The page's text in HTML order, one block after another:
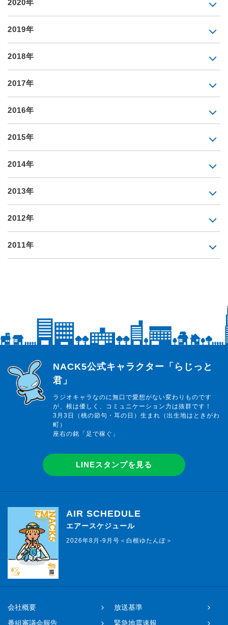
2020年
2019年
2018年
2017年
2016年
2015年
2014年
2013年
2012年
2011年
らじっと君
NACK5公式キャラクター「らじっと
君」
ラジオキャラなのに無口で愛想がない変わりものです
が、根は優しく、コミュニケーション力は抜群です！
3月3日（桃の節句・耳の日）生まれ（出生地はときがわ
町）
座右の銘「足で稼ぐ」
LINEスタンプを見る
AIR SCHEDULE
エアースケジュール
2026年8月-9月号＜白根ゆたんぽ＞
会社概要
放送基準
番組審議会報告
緊急地震速報